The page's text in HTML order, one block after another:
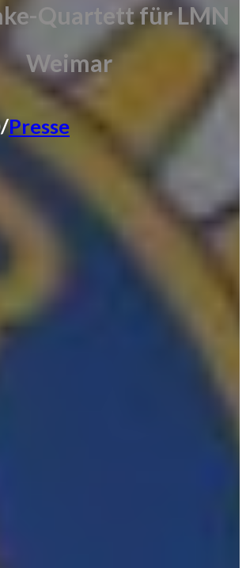
Quartett für LMN
Weimar
/Presse